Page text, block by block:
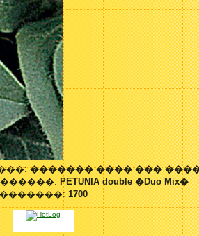
������� ���� ���
PETUNIA double �Duo Mix�
�������: 1700